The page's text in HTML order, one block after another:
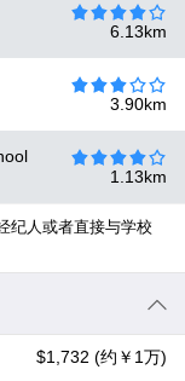
6.13km
3.90km
1.13km
纪人或者直接与学校
$1,732 (约￥1万)